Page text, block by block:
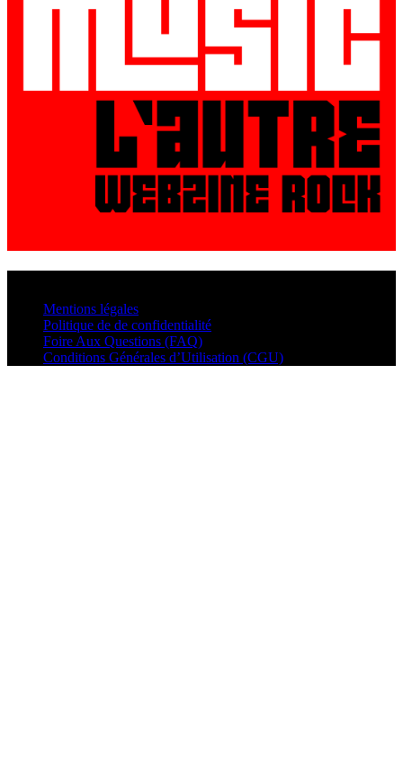
Mentions légales
Politique de de confidentialité
Foire Aux Questions (FAQ)
Conditions Générales d’Utilisation (CGU)